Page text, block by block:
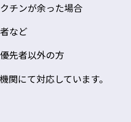
チンが余った場合
など
先者以外の方
関にて対応しています。